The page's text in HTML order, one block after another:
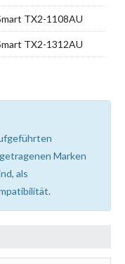
TX2-1108AU
TX2-1312AU
Marken
als